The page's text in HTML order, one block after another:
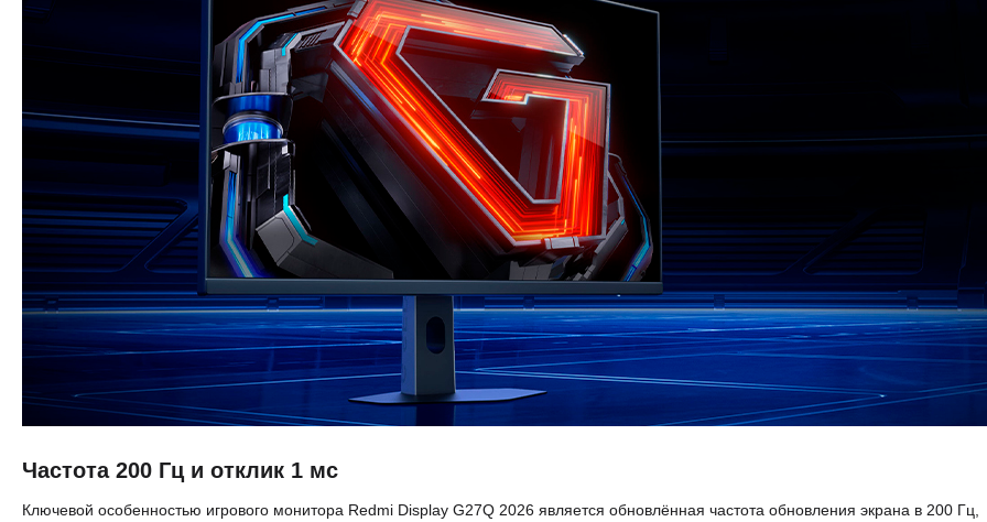
Частота 200 Гц и отклик 1 мс
Ключевой особенностью игрового монитора Redmi Display G27Q 2026 является обновлённая частота обновления экрана в 200 Гц,